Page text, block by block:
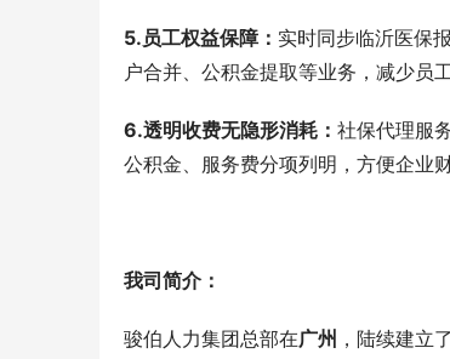
5.员工权益保障： 实时同步临沂医保
户合并、公积金提取等业务，减少员
6.透明收费无隐形消耗： 社保代理服
公积金、服务费分项列明，方便企业
我司简介：
骏伯人力集团总部在广州 ，陆续建立